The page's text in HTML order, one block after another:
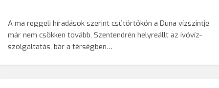
A ma reggeli híradások szerint csütörtökön a Duna vízszintje
már nem csökken tovább, Szentendrén helyreállt az ivóvíz-
szolgáltatás, bár a térségben…